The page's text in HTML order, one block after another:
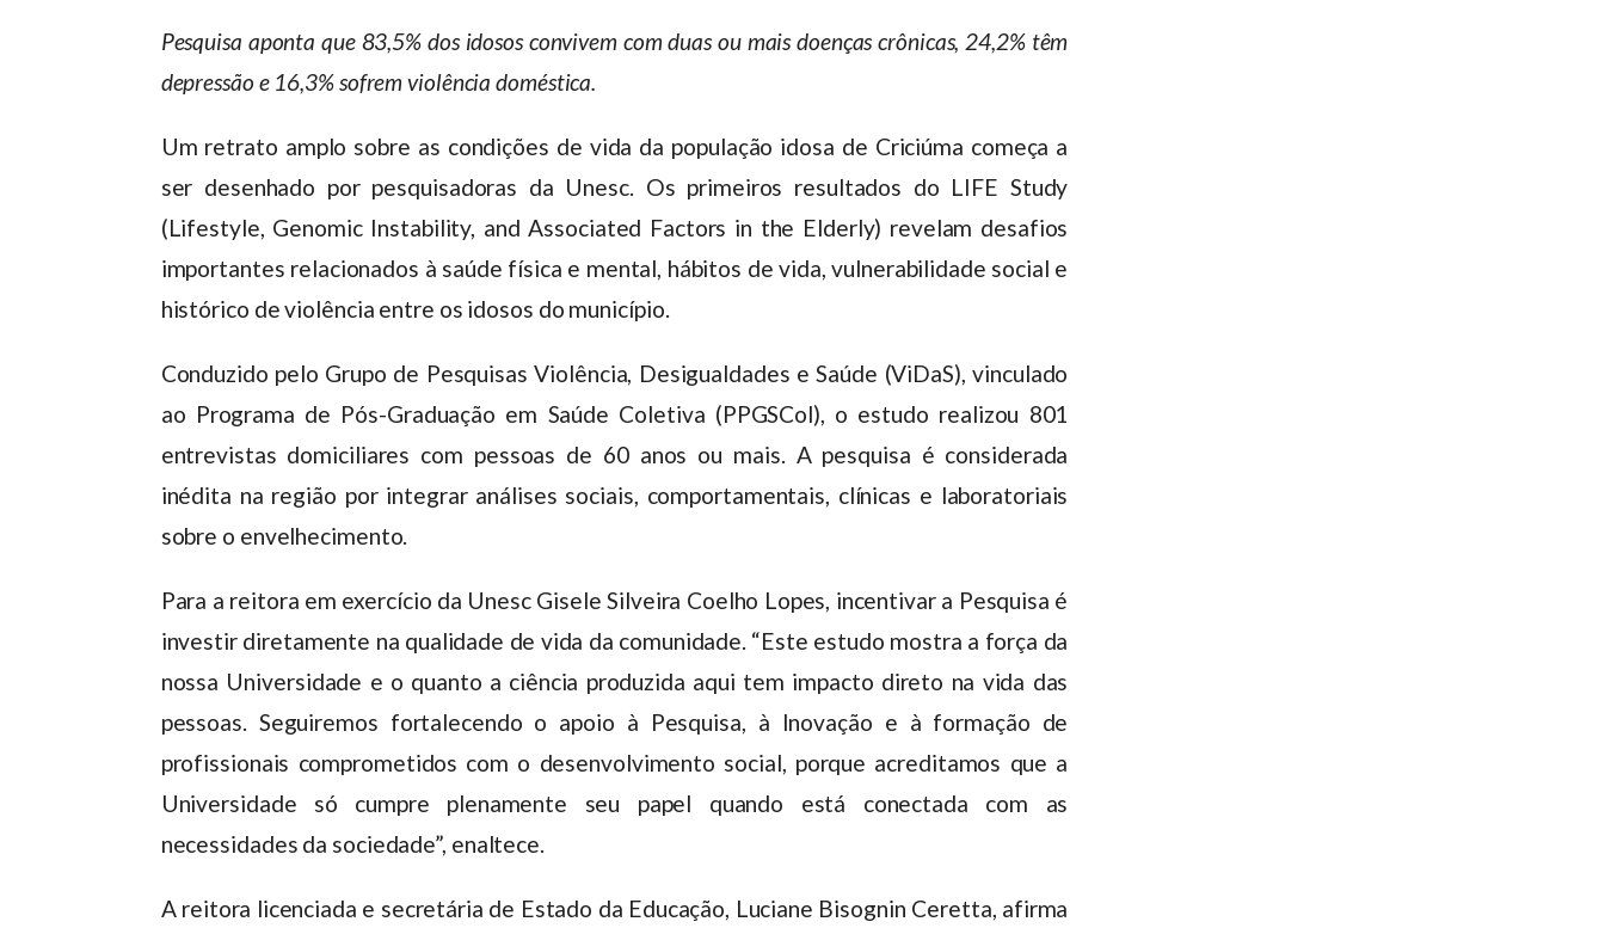
Pesquisa aponta que 83,5% dos idosos convivem com duas ou mais doenças crônicas, 24,2% têm
depressão e 16,3% sofrem violência doméstica.
Um retrato amplo sobre as condições de vida da população idosa de Criciúma começa a
ser desenhado por pesquisadoras da Unesc. Os primeiros resultados do LIFE Study
(Lifestyle, Genomic Instability, and Associated Factors in the Elderly) revelam desafios
importantes relacionados à saúde física e mental, hábitos de vida, vulnerabilidade social e
histórico de violência entre os idosos do município.
Conduzido pelo Grupo de Pesquisas Violência, Desigualdades e Saúde (ViDaS), vinculado
ao Programa de Pós-Graduação em Saúde Coletiva (PPGSCol), o estudo realizou 801
entrevistas domiciliares com pessoas de 60 anos ou mais. A pesquisa é considerada
inédita na região por integrar análises sociais, comportamentais, clínicas e laboratoriais
sobre o envelhecimento.
Para a reitora em exercício da Unesc Gisele Silveira Coelho Lopes, incentivar a Pesquisa é
investir diretamente na qualidade de vida da comunidade. “Este estudo mostra a força da
nossa Universidade e o quanto a ciência produzida aqui tem impacto direto na vida das
pessoas. Seguiremos fortalecendo o apoio à Pesquisa, à Inovação e à formação de
profissionais comprometidos com o desenvolvimento social, porque acreditamos que a
Universidade só cumpre plenamente seu papel quando está conectada com as
necessidades da sociedade”, enaltece.
A reitora licenciada e secretária de Estado da Educação, Luciane Bisognin Ceretta, afirma